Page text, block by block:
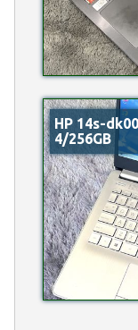
HP 14s-
4/256GB